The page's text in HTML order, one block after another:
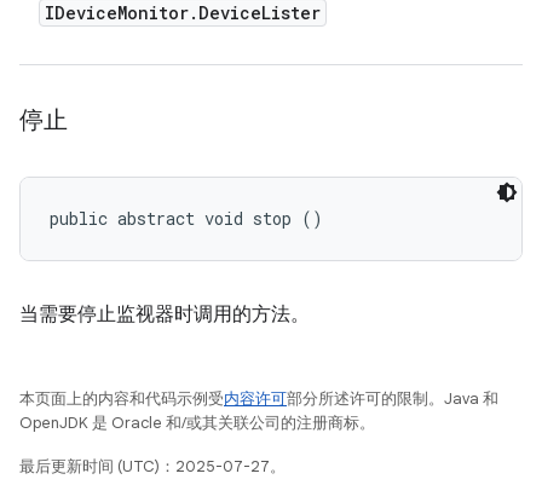
IDeviceMonitor. DeviceLister
停止
public abstract void stop ()
当需要停止监视器时调用的方法。
本页面上的内容和代码示例受内容许可部分所述许可的限制。Java 和
OpenJDK 是 Oracle 和/或其关联公司的注册商标。
最后更新时间 (UTC)：2025-07-27。